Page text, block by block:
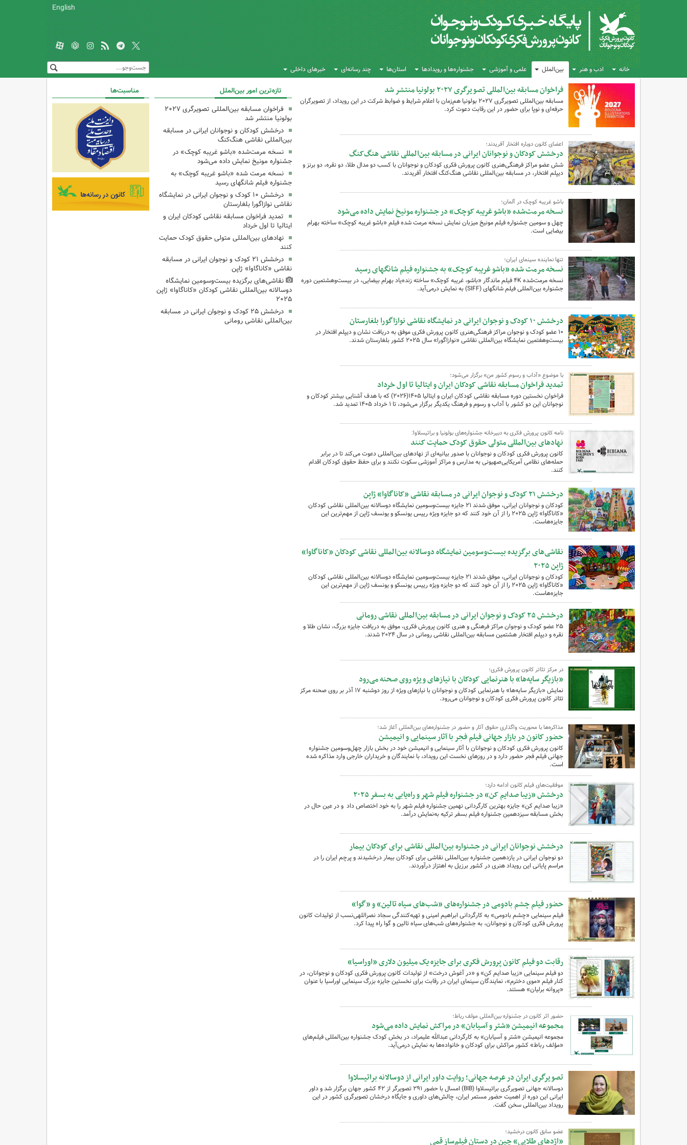
English
خانه ادب و هنر بین‌الملل علمی و آموزشی جشنواره‌ها و رویدادها استان‌ها چند رسانه‌ای خبرهای داخلی
فراخوان مسابقه بین‌المللی تصویرگری ۲۰۲۷ بولونیا منتشر شد
مسابقه بین‌المللی تصویرگری ۲۰۲۷ بولونیا هم‌زمان با اعلام شرایط و ضوابط شرکت در این رویداد، از تصویرگران
حرفه‌ای و نوپا برای حضور در این رقابت دعوت کرد.
اعضای کانون دوباره افتخار آفریدند؛
درخشش کودکان و نوجوانان ایرانی در مسابقه بین‌المللی نقاشی هنگ‌کنگ
شش عضو مراکز فرهنگی‌هنری کانون پرورش فکری کودکان و نوجوانان با کسب دو مدال طلا، دو نقره، دو برنز و
دیپلم افتخار، در مسابقه بین‌المللی نقاشی هنگ‌کنگ افتخار آفریدند.
باشو غریبه کوچک در آلمان؛
نسخه مرمت‌شده «باشو غریبه کوچک» در جشنواره مونیخ نمایش داده می‌شود
چهل و سومین جشنواره فیلم مونیخ میزبان نمایش نسخه مرمت شده فیلم «باشو غریبه کوچک» ساخته بهرام
بیضایی است.
تنها نماینده سینمای ایران؛
نسخه مرمت شده «باشو غریبه کوچک» به جشنواره فیلم شانگهای رسید
نسخه مرمت‌شده ۴K فیلم ماندگار «باشو، غریبه کوچک» ساخته زنده‌یاد بهرام بیضایی، در بیست‌وهشتمین دوره
جشنواره بین‌المللی فیلم شانگهای (SIFF) به نمایش درمی‌آید.
درخشش ۱۰ کودک و نوجوان ایرانی در نمایشگاه نقاشی نوازاگورا بلغارستان
۱۰ عضو کودک و نوجوان مراکز فرهنگی‌هنری کانون پرورش فکری موفق به دریافت نشان و دیپلم افتخار در
بیست‌وهفتمین نمایشگاه بین‌المللی نقاشی «نوازاگورا» سال ۲۰۲۵ کشور بلغارستان شدند.
با موضوع «آداب و رسوم کشور من» برگزار می‌شود؛
تمدید فراخوان مسابقه نقاشی کودکان ایران و ایتالیا تا اول خرداد
فراخوان نخستین دوره مسابقه نقاشی کودکان ایران و ایتالیا ۱۴۰۵(۲۰۲۶) که با هدف آشنایی بیشتر کودکان و
نوجوانان این دو کشور با آداب ‌و رسوم و فرهنگ یکدیگر برگزار می‌شود، تا ۱ خرداد ۱۴۰۵ تمدید شد.
نامه کانون پرورش فکری به دبیرخانه جشنواره‌های بولونیا و براتیسلاوا:
نهادهای بین‌المللی متولی حقوق کودک‌ حمایت کنند
کانون پرورش فکری کودکان و نوجوانان با صدور بیانیه‌ای از نهادهای بین‌المللی دعوت می‌کند تا در برابر
حمله‌های نظامی آمریکایی‌صهیونی به مدارس و مراکز آموزشی سکوت نکنند و برای حفظ حقوق کودکان اقدام
کنند.
درخشش ۲۱ کودک و نوجوان ایرانی در مسابقه نقاشی «کاناگاوا» ژاپن
کودکان و نوجوانان ایرانی، موفق شدند ۲۱ جایزه بیست‌وسومین نمایشگاه دوسالانه بین‌المللی نقاشی کودکان
«کاناگاوا» ژاپن ۲۰۲۵ را از آن خود کنند که دو جایزه ویژه رییس یونسکو و یونسف ژاپن از مهم‌ترین این
جایزه‌هاست.
نقاشی‌های برگزیده بیست‌وسومین نمایشگاه دوسالانه بین‌المللی نقاشی کودکان «کاناگاوا»
ژاپن ۲۰۲۵
کودکان و نوجوانان ایرانی، موفق شدند ۲۱ جایزه بیست‌وسومین نمایشگاه دوسالانه بین‌المللی نقاشی کودکان
«کاناگاوا» ژاپن ۲۰۲۵ را از آن خود کنند که دو جایزه ویژه رییس یونسکو و یونسف ژاپن از مهم‌ترین این
جایزه‌هاست.
درخشش ۲۵ کودک و نوجوان ایرانی در مسابقه بین‌المللی نقاشی رومانی
۲۵ عضو کودک و نوجوان مراکز فرهنگی و هنری کانون پرورش فکری، موفق به دریافت جایزه بزرگ، نشان طلا و
نقره و دیپلم افتخار هشتمین مسابقه بین‌المللی نقاشی رومانی در سال ۲۰۲۴ شدند.
در مرکز تئاتر کانون پرورش فکری؛
«بازیگر سایه‌ها» با هنرنمایی کودکان با نیازهای ویژه روی صحنه می‌رود
نمایش «بازیگر سایه‌ها» با هنرنمایی کودکان و نوجوانان با نیازهای ویژه از روز دوشنبه ۱۷ آذر بر روی صحنه مرکز
تئاتر کانون پرورش فکری کودکان و نوجوانان می‌رود.
مذاکره‌ها با محوریت واگذاری حقوق آثار و حضور در جشنواره‌های بین‌المللی آغاز شد؛
حضور کانون در بازار جهانی فیلم فجر با آثار سینمایی و انیمیشن
کانون پرورش فکری کودکان و نوجوانان با آثار سینمایی و انیمیشن خود در بخش بازار چهل‌وسومین جشنواره
جهانی فیلم فجر حضور دارد و در روزهای نخست این رویداد، با نمایندگان و خریداران خارجی وارد مذاکره شده
است.
موفقیت‌های فیلم کانون ادامه دارد؛
درخشش «زیبا صدایم کن» در جشنواره فیلم شهر و راه‌یابی به بسفر ۲۰۲۵
«زیبا صدایم کن» جایزه بهترین کارگردانی نهمین جشنواره فیلم شهر را به خود اختصاص داد و در عین حال در
بخش مسابقه سیزدهمین جشنواره فیلم بسفر ترکیه به‌نمایش درآمد.
درخشش نوجوانان ایرانی در جشنواره بین‌المللی نقاشی برای کودکان بیمار
دو نوجوان ایرانی در یازدهمین جشنواره بین‌المللی نقاشی برای کودکان بیمار درخشیدند و پرچم ایران را در
مراسم پایانی این رویداد هنری در کشور برزیل به اهتزاز درآوردند.
حضور فیلم چشم بادومی در جشنواره‌های «شب‌های سیاه تالین» و «گوا»
فیلم سینمایی «چشم بادومی» به کارگردانی ابراهیم امینی و تهیه‌کنندگی سجاد نصراللهی‌نسب از تولیدات کانون
پرورش فکری کودکان و نوجوانان، به جشنواره‌های شب‌های سیاه تالین و گوا راه پیدا کرد.
رقابت دو فیلم کانون پرورش فکری برای جایزه یک میلیون دلاری «اوراسیا»
دو فیلم سینمایی «زیبا صدایم کن» و «در آغوش درخت» از تولیدات کانون پرورش فکری کودکان و نوجوانان، در
کنار فیلم «موی دخترم»، نمایندگان سینمای ایران در رقابت برای نخستین جایزه بزرگ سینمایی اوراسیا با عنوان
«پروانه برلیان» هستند.
حضور اثر کانون در جشنواره بین‌المللی مولف رباط؛
مجموعه انیمیشن «شتر و آسیابان» در مراکش نمایش داده می‌شود
مجموعه انیمیشن «شتر و آسیابان» به کارگردانی عبدالله علیمراد، در بخش کودک جشنواره بین‌المللی فیلم‌های
«مؤلف رباط» کشور مراکش برای کودکان و خانواده‌ها به نمایش درمی‌آید.
تصویرگری ایران در عرصه جهانی؛ روایت داور ایرانی از دوسالانه براتیسلاوا
دوسالانه جهانی تصویرگری براتیسلاوا (BIB) امسال با حضور ۲۹۱ تصویرگر از ۴۲ کشور جهان برگزار شد و داور
ایرانی این دوره از اهمیت حضور مستمر ایران، چالش‌های داوری و جایگاه درخشان تصویرگری کشور در این
رویداد بین‌المللی سخن گفت.
عضو سابق کانون درخشید؛
«اژدهای طلایی» چین در دستان فیلم‌ساز قمی
تازه‌ترین امور بین‌الملل
فراخوان مسابقه بین‌المللی تصویرگری ۲۰۲۷
بولونیا منتشر شد
درخشش کودکان و نوجوانان ایرانی در مسابقه
بین‌المللی نقاشی هنگ‌کنگ
نسخه مرمت‌شده «باشو غریبه کوچک» در
جشنواره مونیخ نمایش داده می‌شود
نسخه مرمت شده «باشو غریبه کوچک» به
جشنواره فیلم شانگهای رسید
درخشش ۱۰ کودک و نوجوان ایرانی در نمایشگاه
نقاشی نوازاگورا بلغارستان
تمدید فراخوان مسابقه نقاشی کودکان ایران و
ایتالیا تا اول خرداد
نهادهای بین‌المللی متولی حقوق کودک‌ حمایت
کنند
درخشش ۲۱ کودک و نوجوان ایرانی در مسابقه
نقاشی «کاناگاوا» ژاپن
نقاشی‌های برگزیده بیست‌وسومین نمایشگاه
دوسالانه بین‌المللی نقاشی کودکان «کاناگاوا» ژاپن
۲۰۲۵
درخشش ۲۵ کودک و نوجوان ایرانی در مسابقه
بین‌المللی نقاشی رومانی
مناسبت‌ها